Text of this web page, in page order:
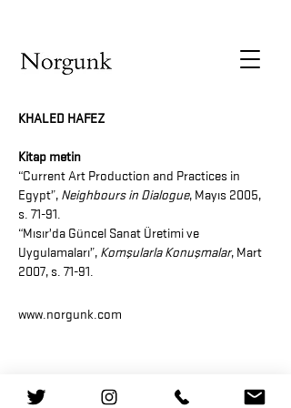
KHALED HAFEZ
Kitap metin
“Current Art Production and Practices in
Egypt”, Neighbours in Dialogue, Mayıs 2005,
s. 71-91.
“Mısır’da Güncel Sanat Üretimi ve
Uygulamaları”, Komşularla Konuşmalar, Mart
2007, s. 71-91.
www.norgunk.com